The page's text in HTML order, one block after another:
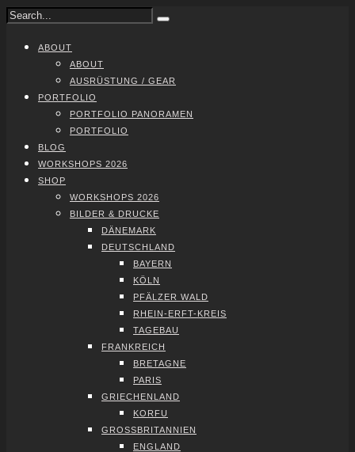
ABOUT
ABOUT
AUS­RÜS­TUNG / GEAR
PORT­FO­LIO
PORT­FO­LIO PAN­ORA­MEN
PORT­FO­LIO
BLOG
WORK­SHOPS 2026
SHOP
WORK­SHOPS 2026
BIL­DER & DRU­CKE
DÄNE­MARK
DEUTSCH­LAND
BAY­ERN
KÖLN
PFÄL­ZER WALD
RHEIN-ERFT-KREIS
TAGE­BAU
FRANK­REICH
BRE­TA­GNE
PARIS
GRIE­CHEN­LAND
KOR­FU
GROSS­BRI­TAN­NI­EN
ENG­LAND